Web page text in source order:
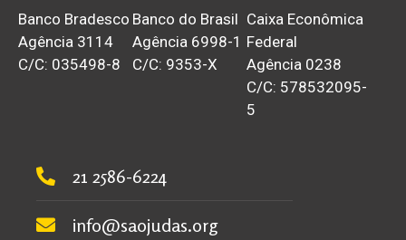
Banco Bradesco
Agência 3114
C/C: 035498-8
Banco do Brasil
Agência 6998-1
C/C: 9353-X
Caixa Econômica
Federal
Agência 0238
C/C: 578532095-
5
21 2586-6224
info@saojudas.org